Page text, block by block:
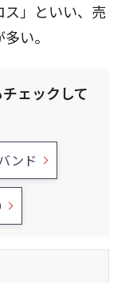
」といい、売
い。
ェックして
ンド